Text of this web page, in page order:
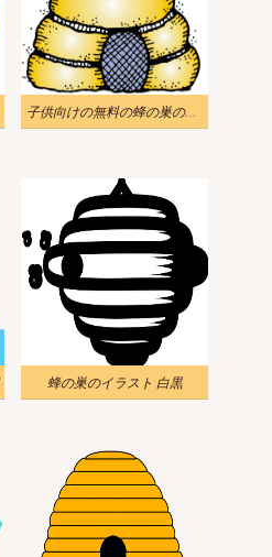
子供向けの無料の蜂の巣のイラスト
蜂の巣のイラスト 白黒